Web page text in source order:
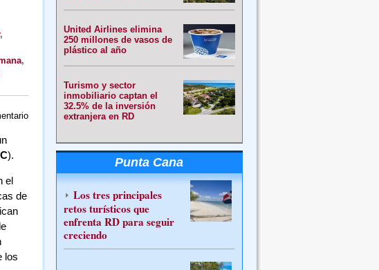
,
,
).
el
de
los
United Airlines elimina
250 millones de vasos de
plástico al año
Turismo y sector
inmobiliario captan el
32.5% de la inversión
extranjera en RD
Punta Cana
Los tres principales
retos turísticos que
enfrenta RD para seguir
creciendo